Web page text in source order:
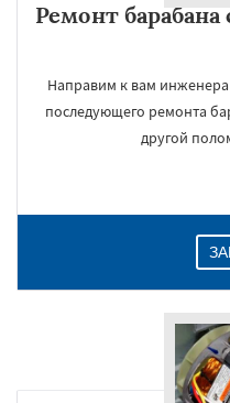
Ремонт
Направим к вам инженера
последующего ремонта
другой